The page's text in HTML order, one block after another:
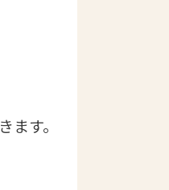
す。